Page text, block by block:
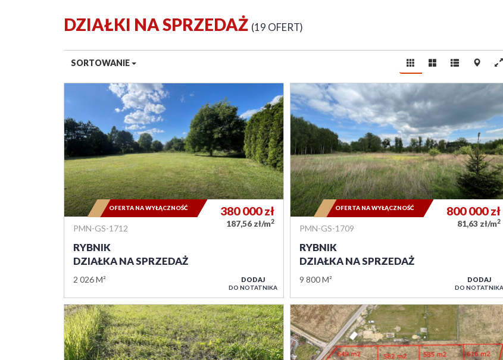
DZIAŁKI NA SPRZEDAŻ 19 OFERT
SORTOWANIE
PMN-GS-1712
RYBNIK
DZIAŁKA NA SPRZEDAŻ
2 026 M²
380 000zł
187,56 zł/m2
OFERTA NA WYŁĄCZNOŚĆ
DODAJ
DO NOTATNIKA
PMN-GS-1709
RYBNIK
DZIAŁKA NA SPRZEDAŻ
9 800 M²
800 000zł
81,63 zł/m2
OFERTA NA WYŁĄCZNOŚĆ
DODAJ
DO NOTATNIKA